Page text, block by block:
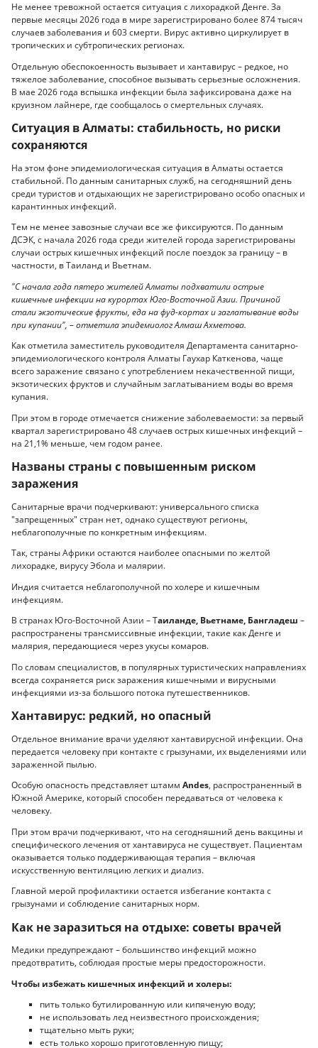
Не менее тревожной остается ситуация с лихорадкой Денге. За
первые месяцы 2026 года в мире зарегистрировано более 874 тысяч
случаев заболевания и 603 смерти. Вирус активно циркулирует в
тропических и субтропических регионах.
Отдельную обеспокоенность вызывает и хантавирус – редкое, но
тяжелое заболевание, способное вызывать серьезные осложнения.
В мае 2026 года вспышка инфекции была зафиксирована даже на
круизном лайнере, где сообщалось о смертельных случаях.
Ситуация в Алматы: стабильность, но риски
сохраняются
На этом фоне эпидемиологическая ситуация в Алматы остается
стабильной. По данным санитарных служб, на сегодняшний день
среди туристов и отдыхающих не зарегистрировано особо опасных и
карантинных инфекций.
Тем не менее завозные случаи все же фиксируются. По данным
ДСЭК, с начала 2026 года среди жителей города зарегистрированы
случаи острых кишечных инфекций после поездок за границу – в
частности, в Таиланд и Вьетнам.
"С начала года пятеро жителей Алматы подхватили острые
кишечные инфекции на курортах Юго-Восточной Азии. Причиной
стали экзотические фрукты, еда на фуд-кортах и заглатывание воды
при купании", – отметила эпидемиолог Алмаш Ахметова.
Как отметила заместитель руководителя Департамента санитарно-
эпидемиологического контроля Алматы Гаухар Каткенова, чаще
всего заражение связано с употреблением некачественной пищи,
экзотических фруктов и случайным заглатыванием воды во время
купания.
При этом в городе отмечается снижение заболеваемости: за первый
квартал зарегистрировано 48 случаев острых кишечных инфекций –
на 21,1% меньше, чем годом ранее.
Названы страны с повышенным риском
заражения
Санитарные врачи подчеркивают: универсального списка
"запрещенных" стран нет, однако существуют регионы,
неблагополучные по конкретным инфекциям.
Так, страны Африки остаются наиболее опасными по желтой
лихорадке, вирусу Эбола и малярии.
Индия считается неблагополучной по холере и кишечным
инфекциям.
В странах Юго-Восточной Азии – Таиланде, Вьетнаме, Бангладеш –
распространены трансмиссивные инфекции, такие как Денге и
малярия, передающиеся через укусы комаров.
По словам специалистов, в популярных туристических направлениях
всегда сохраняется риск заражения кишечными и вирусными
инфекциями из-за большого потока путешественников.
Хантавирус: редкий, но опасный
Отдельное внимание врачи уделяют хантавирусной инфекции. Она
передается человеку при контакте с грызунами, их выделениями или
зараженной пылью.
Особую опасность представляет штамм Andes, распространенный в
Южной Америке, который способен передаваться от человека к
человеку.
При этом врачи подчеркивают, что на сегодняшний день вакцины и
специфического лечения от хантавируса не существует. Пациентам
оказывается только поддерживающая терапия – включая
искусственную вентиляцию легких и диализ.
Главной мерой профилактики остается избегание контакта с
грызунами и соблюдение санитарных норм.
Как не заразиться на отдыхе: советы врачей
Медики предупреждают – большинство инфекций можно
предотвратить, соблюдая простые меры предосторожности.
Чтобы избежать кишечных инфекций и холеры:
пить только бутилированную или кипяченую воду;
не использовать лед неизвестного происхождения;
тщательно мыть руки;
есть только хорошо приготовленную пищу;